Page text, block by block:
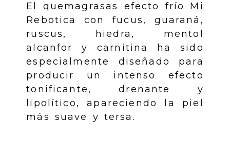
El quemagrasas efecto frío Mi
Rebotica con fucus, guaraná,
ruscus, hiedra, mentol
alcanfor y carnitina ha sido
especialmente diseñado para
producir un intenso efecto
tonificante, drenante y
lipolítico, apareciendo la piel
más suave y tersa.